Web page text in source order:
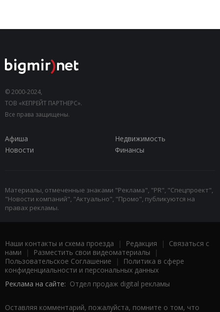
© 2000-2024,
ТОВ «КЕПРЕЙТ ПАРТНЕРС».
Все права защищены.
Афиша
Недвижимость
Новости
Финансы
Материалы, отмеченные знаками "Реклама", "PR", "Спецпроект",
"Новости компаний", "Актуально", "Промо", публикуются на
правах рекламы.
Наши контакты и схема проезда | Редакция | Связаться с
нами | Разместить свои видеоматериалы |
Пользовательское Соглашение |
Политика в сфере
конфиденциальности и персональных данных
Реклама на сайте: Отдел продаж digital рекламы
Оставляя комментарий, пожалуйста, помните о том, что